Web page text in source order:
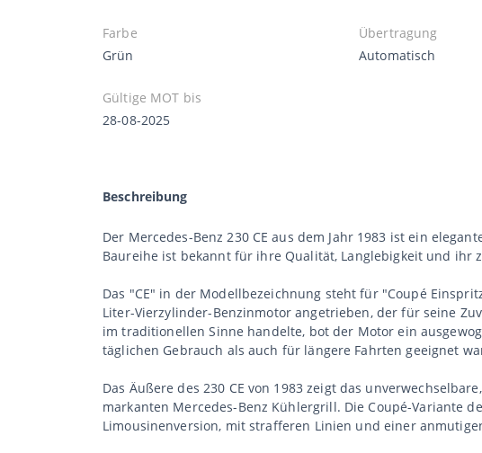
Farbe
Grün
Übertragung
Automatisch
Gültige MOT bis
28-08-2025
Beschreibung
Der Mercedes-Benz 230 CE aus dem Jahr 1983 ist ein
Baureihe ist bekannt für ihre Qualität, Langlebigkeit und ihr
Das "CE" in der Modellbezeichnung steht für "Coupé
Liter-Vierzylinder-Benzinmotor angetrieben, der für seine
im traditionellen Sinne handelte, bot der Motor ein
täglichen Gebrauch als auch für längere Fahrten geeignet
Das Äußere des 230 CE von 1983 zeigt das
markanten Mercedes-Benz Kühlergrill. Die Coupé-Variante
Limousinenversion, mit strafferen Linien und einer